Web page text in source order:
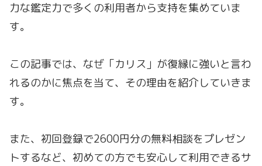
力な鑑定力で多くの利用者から支持を集めていま
す。
この記事では、なぜ「カリス」が復縁に強いと言わ
れるのかに焦点を当て、その理由を紹介していきま
す。
また、初回登録で2600円分の無料相談をプレゼン
トするなど、初めての方でも安心して利用できるサ